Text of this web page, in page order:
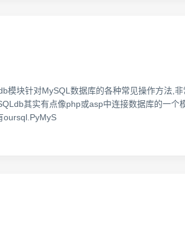
块针对MySQL数据库的各种常见操作方法,
其实有点像php或asp中连接数据库的一
oursql.PyMyS